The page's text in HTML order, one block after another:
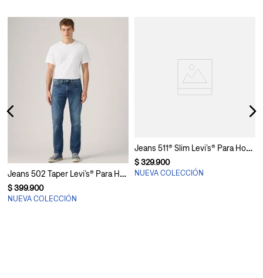
Jeans 502 Taper Levi’s® Para Hombre
$399.900
NUEVA COLECCIÓN
Jeans 511® Slim Levi’s® Para Hombre
$329.900
NUEVA COLECCIÓN